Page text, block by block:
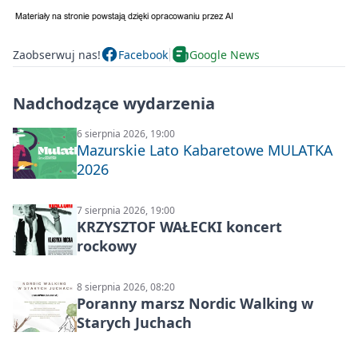
Zaobserwuj nas! Facebook Google News
Nadchodzące wydarzenia
6 sierpnia 2026, 19:00
Mazurskie Lato Kabaretowe MULATKA
2026
7 sierpnia 2026, 19:00
KRZYSZTOF WAŁECKI koncert
rockowy
8 sierpnia 2026, 08:20
Poranny marsz Nordic Walking w
Starych Juchach